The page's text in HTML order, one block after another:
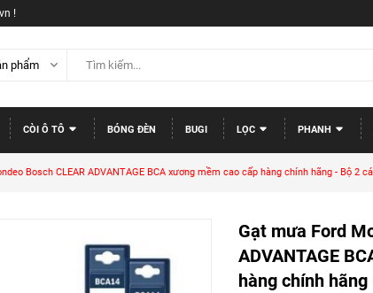
!
CÒI Ô TÔ BÓNG ĐÈN BUGI LỌC PHANH
Bosch CLEAR ADVANTAGE BCA xương mềm cao cấp hàng chính hãng - Bộ 2
Gạt mưa Ford
ADVANTAGE
hàng chính